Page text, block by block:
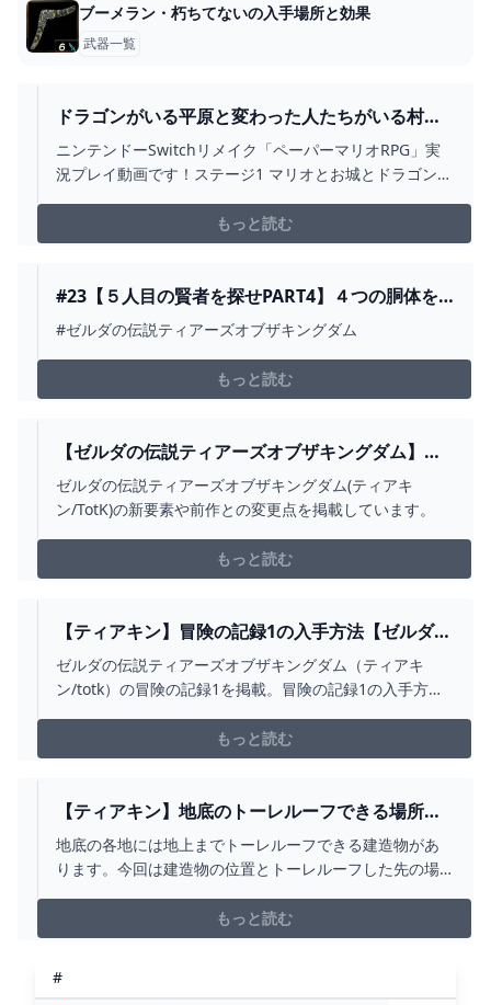
ブーメラン・朽ちてないの入手場所と効果
武器一覧
ドラゴンがいる平原と変わった人たちがいる村
【ペーパーマリオRPG リメイク PART5】【女性実
況】 - YOUTUBE
ニンテンドーSwitchリメイク「ペーパーマリオRPG」実
況プレイ動画です！ステージ1 マリオとお城とドラゴンと
⇒https://youtu.be/joUpAH7E_S0●次
⇒https://youtu.be/PNz14JZAXxc●ペパマリRPG再生リス
もっと読む
#23【５人目の賢者を探せPART4】４つの胴体を
完成させ、太古よりの導きをクリアせよ！【ゼル
#ゼルダの伝説ティアーズオブザキングダム
もっと読む
【ゼルダの伝説ティアーズオブザキングダム】新
要素と前作との変更点一覧【ティアキン】 ゲーム
攻略サイト ALGEST
ゼルダの伝説ティアーズオブザキングダム(ティアキ
ン/TotK)の新要素や前作との変更点を掲載しています。
もっと読む
【ティアキン】冒険の記録1の入手方法【ゼルダの
伝説ティアーズオブザキングダム】 - 神ゲー攻略
ゼルダの伝説ティアーズオブザキングダム（ティアキ
ン/totk）の冒険の記録1を掲載。冒険の記録1の入手方法
もっと読む
【ティアキン】地底のトーレルーフできる場所ま
とめ【ゼルダの伝説】 ゆるゲーマーのゲーム備忘
録
地底の各地には地上までトーレルーフできる建造物があ
ります。今回は建造物の位置とトーレルーフした先の場
ジ『龍の泪』の地上絵の位置についても触れています。
役割はメインチャレンジ『龍の泪』のガイ
もっと読む
#